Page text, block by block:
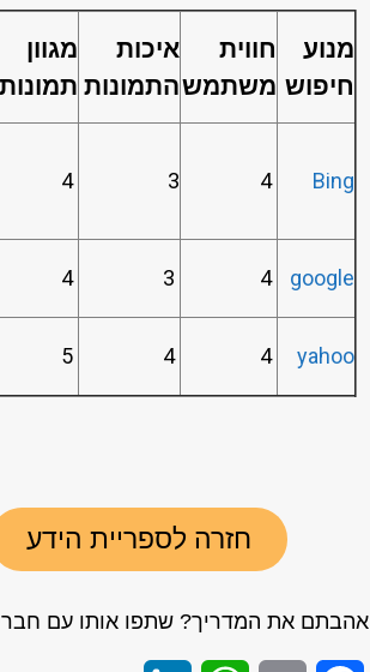
מנוע
חיפוש
חווית
משתמש
איכות
התמונות
מגוון
תמונות
Bing
4
3
4
google
4
4
yahoo
4
4
חזרה לספריית הידע
אהבתם את המדריך? שתפו אותו עם